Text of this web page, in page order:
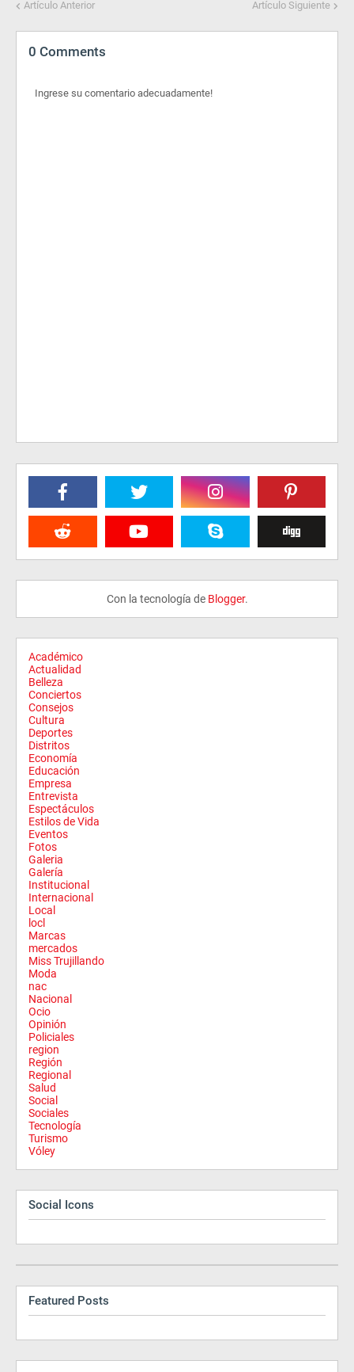
Artículo Anterior Artículo Siguiente
0 Comments
Ingrese su comentario adecuadamente!
Con la tecnología de Blogger.
Académico
Actualidad
Belleza
Conciertos
Consejos
Cultura
Deportes
Distritos
Economía
Educación
Empresa
Entrevista
Espectáculos
Estilos de Vida
Eventos
Fotos
Galeria
Galería
Institucional
Internacional
Local
locl
Marcas
mercados
Miss Trujillando
Moda
nac
Nacional
Ocio
Opinión
Policiales
region
Región
Regional
Salud
Social
Sociales
Tecnología
Turismo
Vóley
Social Icons
Featured Posts